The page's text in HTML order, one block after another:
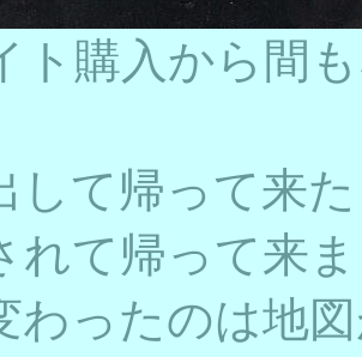
ト購入から間
して帰って来
れて帰って来
わったのは地